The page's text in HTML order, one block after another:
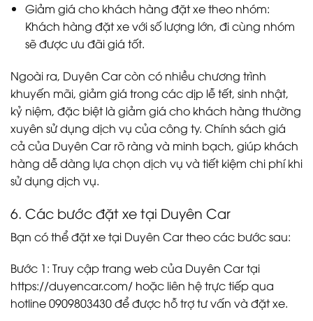
Giảm giá cho khách hàng đặt xe theo nhóm:
Khách hàng đặt xe với số lượng lớn, đi cùng nhóm
sẽ được ưu đãi giá tốt.
Ngoài ra, Duyên Car còn có nhiều chương trình
khuyến mãi, giảm giá trong các dịp lễ tết, sinh nhật,
kỷ niệm, đặc biệt là giảm giá cho khách hàng thường
xuyên sử dụng dịch vụ của công ty. Chính sách giá
cả của Duyên Car rõ ràng và minh bạch, giúp khách
hàng dễ dàng lựa chọn dịch vụ và tiết kiệm chi phí khi
sử dụng dịch vụ.
6. Các bước đặt xe tại Duyên Car
Bạn có thể đặt xe tại Duyên Car theo các bước sau:
Bước 1: Truy cập trang web của Duyên Car tại
https://duyencar.com/ hoặc liên hệ trực tiếp qua
hotline 0909803430 để được hỗ trợ tư vấn và đặt xe.